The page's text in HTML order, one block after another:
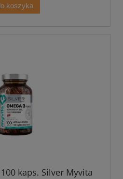
koszyka
kaps. Silver Myvita